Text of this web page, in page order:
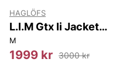
HAGLÖFS
L.I.M Gtx Ii Jacket
Women
M
1999 kr 3000 kr